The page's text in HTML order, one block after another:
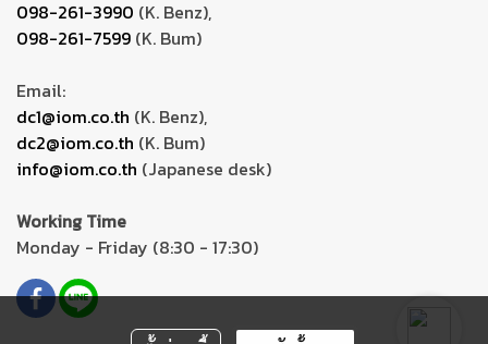
098-261-3990 (K. Benz),
098-261-7599 (K. Bum)
Email:
dc1@iom.co.th (K. Benz),
dc2@iom.co.th (K. Bum)
info@iom.co.th (Japanese desk)
Working Time
Monday - Friday (8:30 - 17:30)